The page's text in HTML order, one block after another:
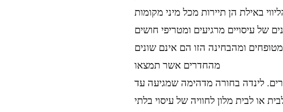
באילת הן תיירות מכל מיני מקומות
ומהבחינה הזו הם אינם שונים
מהחדרים אשר תמצאו
לינדה בחורה מדהימה שמגיעה עד
או לבית מלון לחוויה של עיסוי בלתי